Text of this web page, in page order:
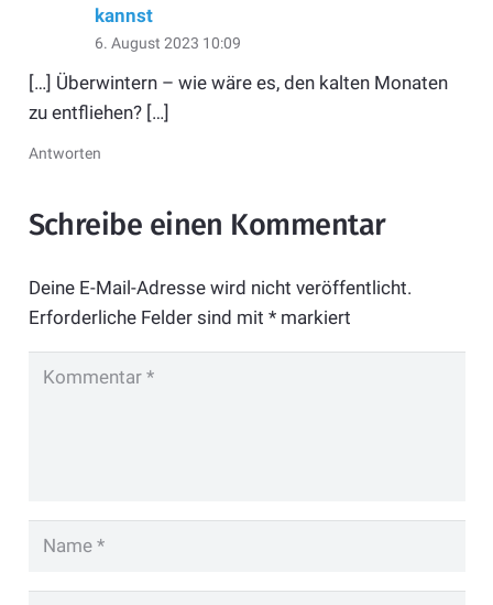
kannst
6. August 2023 10:09
[…] Überwintern – wie wäre es, den kalten Monaten
zu entfliehen? […]
Antworten
Schreibe einen Kommentar
Deine E-Mail-Adresse wird nicht veröffentlicht.
Erforderliche Felder sind mit *markiert